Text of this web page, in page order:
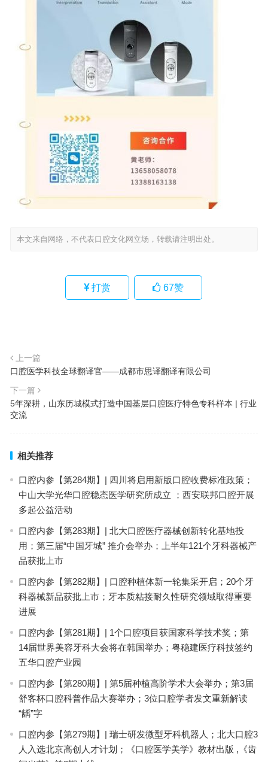
本文来自网络，不代表口腔文化网立场，转载请注明出处。
打赏 67赞
上一篇
口腔医学科技全球翻译官——成都市思译翻译有限公司
下一篇
5年深耕，山东历城模式打造中国基层口腔医疗特色专科样本 | 行业
交流
相关推荐
口腔内参【第284期】| 四川将启用新版口腔收费标准政策；
中山大学光华口腔稳态医学研究所成立 ；西安联邦口腔开展
多起公益活动
口腔内参【第283期】| 北大口腔医疗器械创新转化基地投
用；第三届“中国牙城” 推介会举办；上半年121个牙科器械产
品获批上市
口腔内参【第282期】| 口腔种植体新一轮集采开启；20个牙
科器械新品获批上市；牙本质粘接耐久性研究领域取得重要
进展
口腔内参【第281期】| 1个口腔项目获国家科学技术奖；第
14届世界美容牙科大会将在韩国举办；粤稳建医疗科技签约
五华口腔产业园
口腔内参【第280期】| 第5届种植高阶学术大会举办；第3届
舒客杯口腔科普作品大赛举办；3位口腔学者发文重新解读
“龋”字
口腔内参【第279期】| 瑞士研发微型牙科机器人；北大口腔3
人入选北京高创人才计划；《口腔医学美学》教材出版 ,《齿